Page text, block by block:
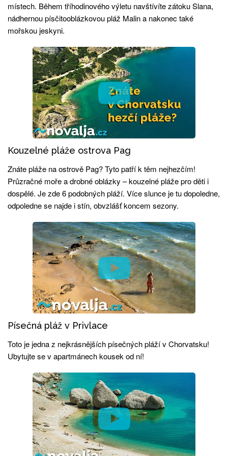
místech. Během tříhodinového výletu navštívíte zátoku Slana,
nádhernou písčitooblázkovou pláž Malin a nakonec také
mořskou jeskyni.
Kouzelné pláže ostrova Pag
Znáte pláže na ostrově Pag? Tyto patří k těm nejhezčím!
Průzračné moře a drobné oblázky – kouzelné pláže pro děti i
dospělé. Je zde 6 podobných pláží. Více slunce je tu dopoledne,
odpoledne se najde i stín, obvzlášť koncem sezony.
Písečná pláž v Privlace
Toto je jedna z nejkrásnějších písečných pláží v Chorvatsku!
Ubytujte se v apartmánech kousek od ní!